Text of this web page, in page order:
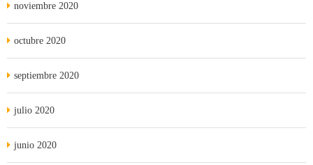
noviembre 2020
octubre 2020
septiembre 2020
julio 2020
junio 2020